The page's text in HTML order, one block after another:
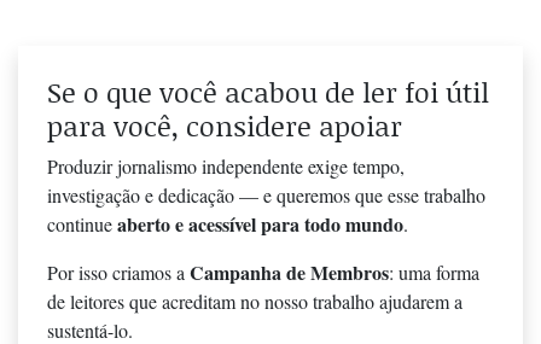
Se o que você acabou de ler foi útil
para você, considere apoiar
Produzir jornalismo independente exige tempo,
investigação e dedicação — e queremos que esse trabalho
continueaberto e acessível para todo mundo.
Por isso criamos a Campanha de Membros: uma forma
de leitores que acreditam no nosso trabalho ajudarem a
sustentá-lo.